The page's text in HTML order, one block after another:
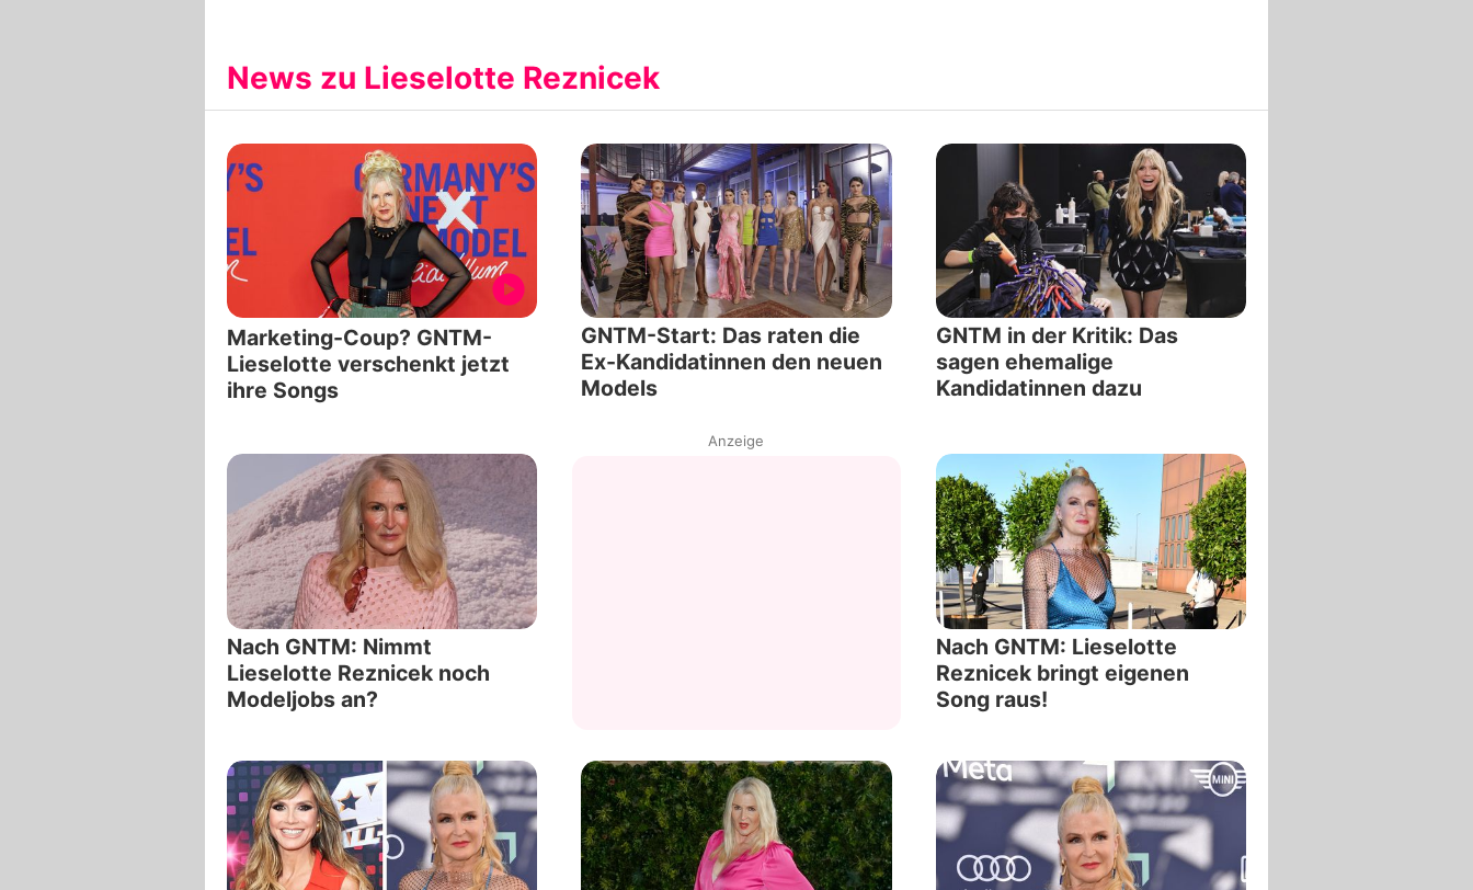
News zu Lieselotte Reznicek
Marketing-Coup? GNTM-
Lieselotte verschenkt jetzt
ihre Songs
GNTM-Start: Das raten die
Ex-Kandidatinnen den neuen
Models
GNTM in der Kritik: Das
sagen ehemalige
Kandidatinnen dazu
Nach GNTM: Nimmt
Lieselotte Reznicek noch
Modeljobs an?
Anzeige
Nach GNTM: Lieselotte
Reznicek bringt eigenen
Song raus!